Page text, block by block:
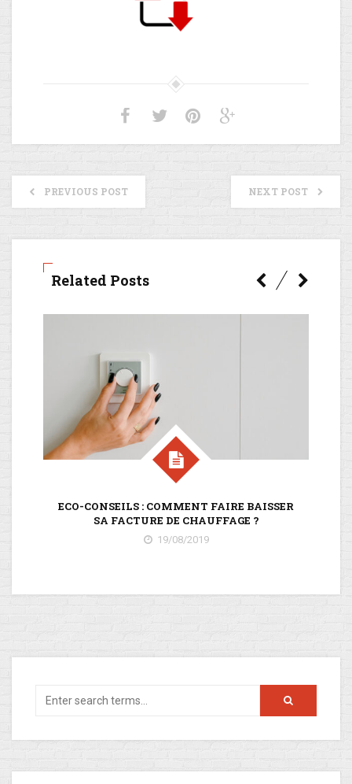
PREVIOUS POST NEXT POST
Related Posts
ECO-CONSEILS : COMMENT FAIRE BAISSER
SA FACTURE DE CHAUFFAGE ?
19/08/2019